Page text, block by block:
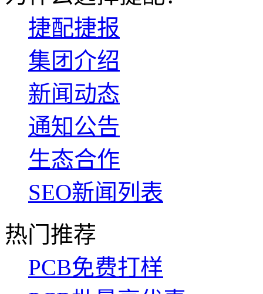
捷配捷报
集团介绍
新闻动态
通知公告
生态合作
SEO新闻列表
热门推荐
PCB免费打样